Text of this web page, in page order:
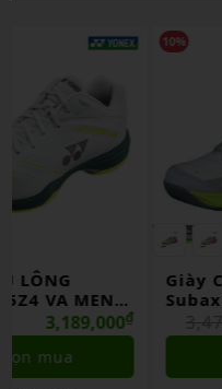
Giày Cầu Lông Yonex
Subaxia GT Women
Light Gray Chính
Hãng
3,131,100₫
3,479,000₫